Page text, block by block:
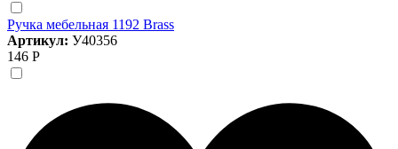
Ручка мебельная 1192 Brass
Артикул: У40356
146 Р